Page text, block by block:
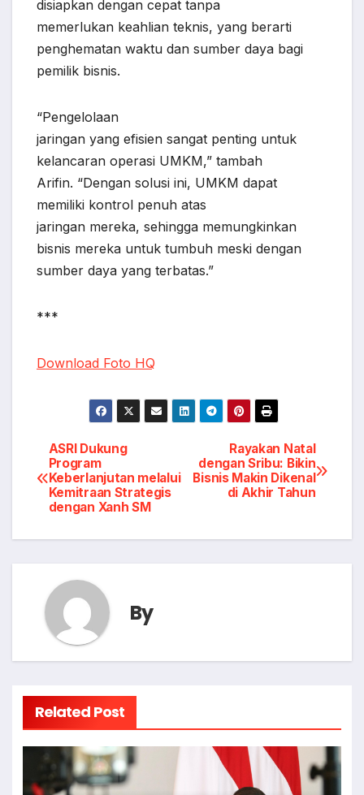
disiapkan dengan cepat tanpa
memerlukan keahlian teknis, yang berarti
penghematan waktu dan sumber daya bagi
pemilik bisnis.
“Pengelolaan
jaringan yang efisien sangat penting untuk
kelancaran operasi UMKM,” tambah
Arifin. “Dengan solusi ini, UMKM dapat
memiliki kontrol penuh atas
jaringan mereka, sehingga memungkinkan
bisnis mereka untuk tumbuh meski dengan
sumber daya yang terbatas.”
***
Download Foto HQ
Post
navigation
Rayakan Natal
dengan Sribu: Bikin
Bisnis Makin Dikenal
di Akhir Tahun
ASRI Dukung
Program
Keberlanjutan melalui
Kemitraan Strategis
dengan Xanh SM
By
Related Post